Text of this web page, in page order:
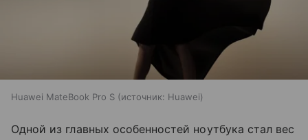
Huawei MateBook Pro S источник: Huawei
Одной из главных особенностей ноутбука стал вес